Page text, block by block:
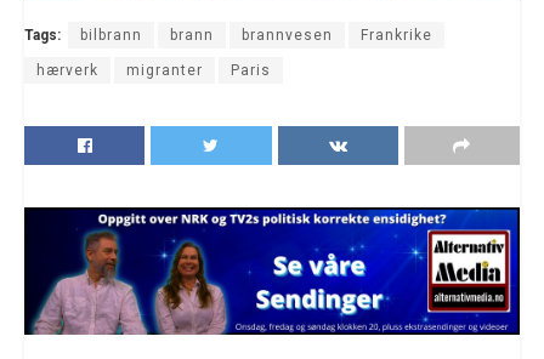
Tags: bilbrann brann brannvesen Frankrike
hærverk migranter Paris